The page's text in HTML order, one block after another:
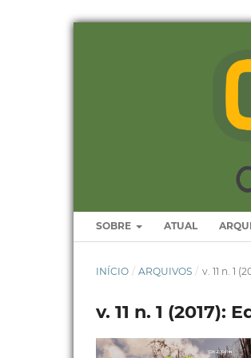
SOBRE ATUAL
INÍCIO / ARQUIVOS / v. 11 n. 1
v. 11 n. 1